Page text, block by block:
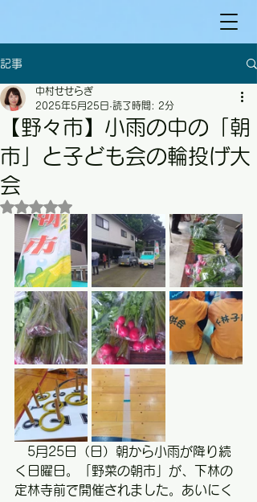
記事
【野々市】小雨の中の「朝
市」と子ども会の輪投げ大
会
中村せせらぎ
2025年5月25日 読了時間: 2分
5つ星のうちNaNと評価されています。
5月25日（日）朝から小雨が降り続
く日曜日。「野菜の朝市」が、下林の
定林寺前で開催されました。あいにく